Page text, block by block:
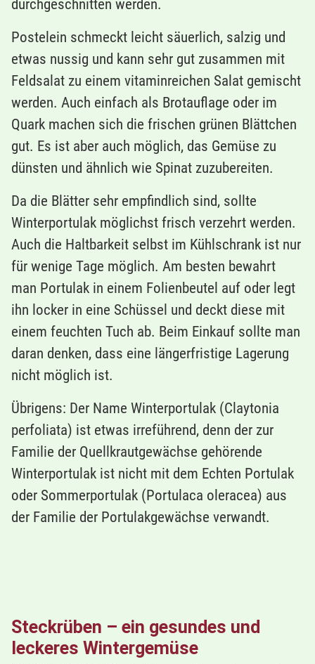
durchgeschnitten werden.
Postelein schmeckt leicht säuerlich, salzig und
etwas nussig und kann sehr gut zusammen mit
Feldsalat zu einem vitaminreichen Salat gemischt
werden. Auch einfach als Brotauflage oder im
Quark machen sich die frischen grünen Blättchen
gut. Es ist aber auch möglich, das Gemüse zu
dünsten und ähnlich wie Spinat zuzubereiten.
Da die Blätter sehr empfindlich sind, sollte
Winterportulak möglichst frisch verzehrt werden.
Auch die Haltbarkeit selbst im Kühlschrank ist nur
für wenige Tage möglich. Am besten bewahrt
man Portulak in einem Folienbeutel auf oder legt
ihn locker in eine Schüssel und deckt diese mit
einem feuchten Tuch ab. Beim Einkauf sollte man
daran denken, dass eine längerfristige Lagerung
nicht möglich ist.
Übrigens: Der Name Winterportulak (Claytonia
perfoliata) ist etwas irreführend, denn der zur
Familie der Quellkrautgewächse gehörende
Winterportulak ist nicht mit dem Echten Portulak
oder Sommerportulak (Portulaca oleracea) aus
der Familie der Portulakgewächse verwandt.
Steckrüben – ein gesundes und
leckeres Wintergemüse